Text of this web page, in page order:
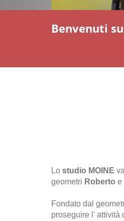
Benvenuti
Lo studio MOINE
geometri Roberto e
Fondato dal
proseguire l' attività